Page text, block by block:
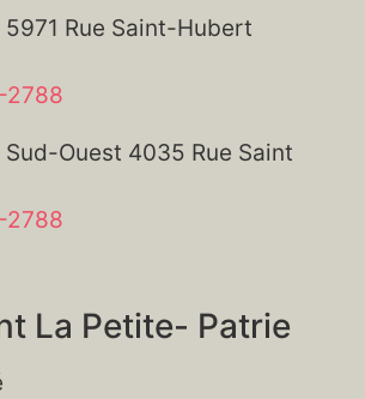
Rue Saint-Hubert
2788
Ouest 4035 Rue Saint
2788
La Petite- Patrie